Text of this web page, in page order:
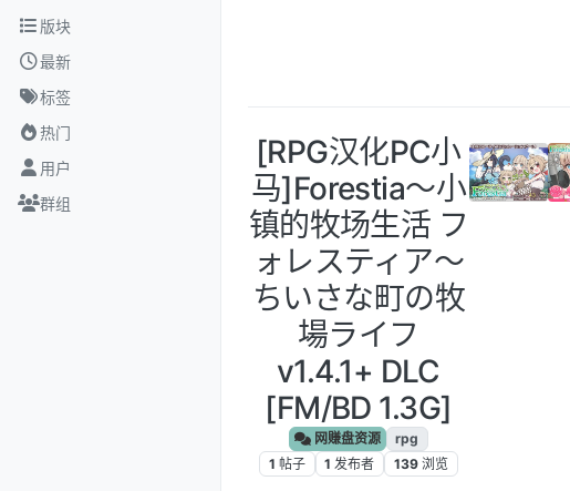
跳转至内容
版块
最新
标签
热门
用户
群组
[RPG汉化PC小
马]Forestia～小
镇的牧场生活 フ
ォレスティア～
ちいさな町の牧
場ライフ
v1.4.1+ DLC
[FM/BD 1.3G]
网赚盘资源
rpg
1 帖子 1 发布者 139 浏览